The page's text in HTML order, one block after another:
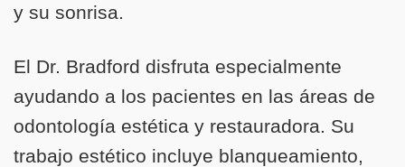
y su sonrisa.
El Dr. Bradford disfruta especialmente
ayudando a los pacientes en las áreas de
odontología estética y restauradora. Su
trabajo estético incluye blanqueamiento,